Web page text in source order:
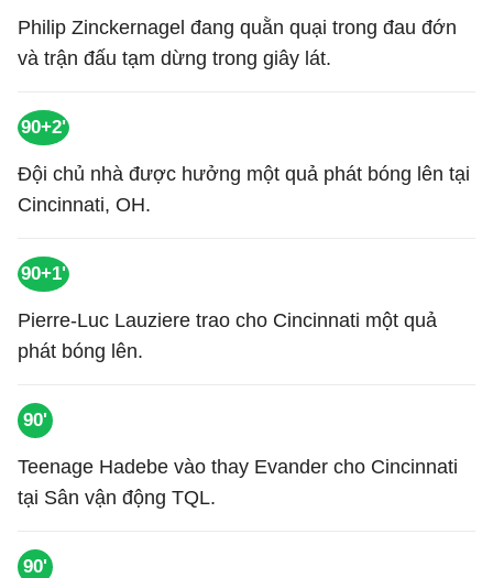
Philip Zinckernagel đang quằn quại trong đau đớn
và trận đấu tạm dừng trong giây lát.
90+2'
Đội chủ nhà được hưởng một quả phát bóng lên tại
Cincinnati, OH.
90+1'
Pierre-Luc Lauziere trao cho Cincinnati một quả
phát bóng lên.
90'
Teenage Hadebe vào thay Evander cho Cincinnati
tại Sân vận động TQL.
90'